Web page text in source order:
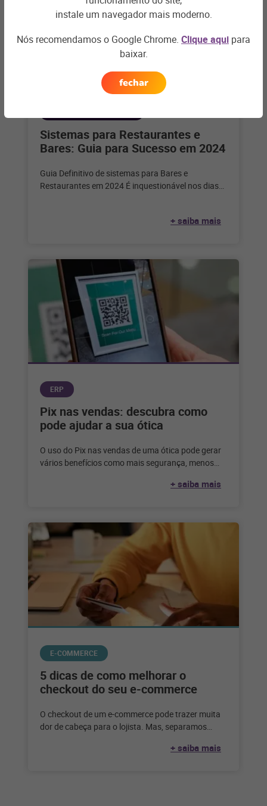
Sistemas para Restaurantes e
Bares: Guia para Sucesso em 2024
Guia Definitivo de sistemas para Bares e
Restaurantes em 2024 É inquestionável nos dias
+ saiba mais
ERP
Pix nas vendas: descubra como
pode ajudar a sua ótica
O uso do Pix nas vendas de uma ótica pode gerar
vários benefícios como mais segurança, menos
+ saiba mais
E-COMMERCE
5 dicas de como melhorar o
checkout do seu e-commerce
O checkout de um e-commerce pode trazer muita
dor de cabeça para o lojista. Mas, separamos
+ saiba mais
instale um navegador mais moderno.
Nós recomendamos o Google Chrome. Clique aqui para
baixar.
fechar